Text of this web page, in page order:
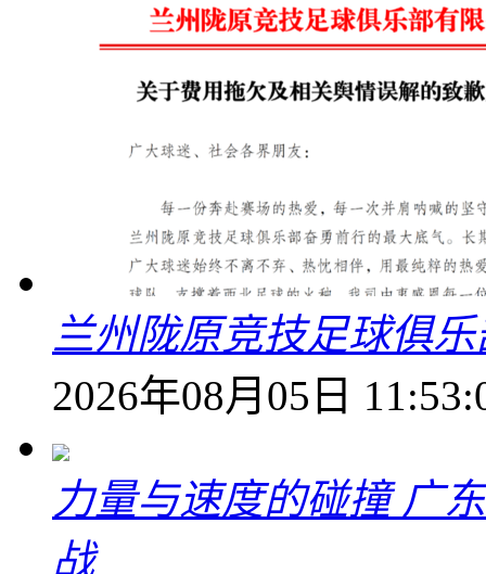
兰州陇原竞技足球俱
2026年08月05日
力量与速度的碰撞 广
战